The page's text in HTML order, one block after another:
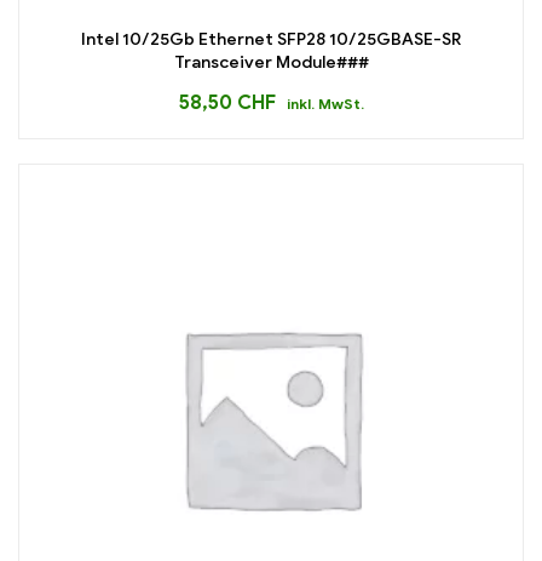
Intel 10/25Gb Ethernet SFP28 10/25GBASE-SR
Transceiver Module###
58,50 CHF inkl. MwSt.